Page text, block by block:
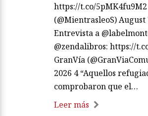
https://t.co/
(@MientrasleoS) August
Entrevista a
@zendalibros: https://
GranVía
2026 4 “Aquellos
comprobaron que el…
Leer más